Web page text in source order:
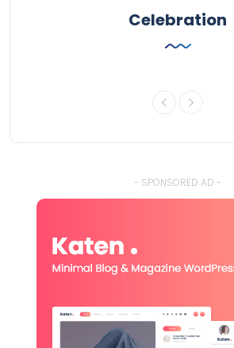
Celebration
- SPONSORED AD -